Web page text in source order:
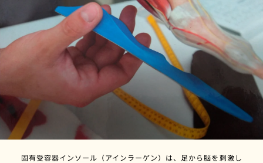
固有受容器インソール（アインラーゲン）は、足から脳を刺激し